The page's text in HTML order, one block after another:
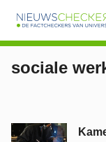
sociale